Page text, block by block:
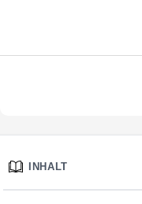
INHALT